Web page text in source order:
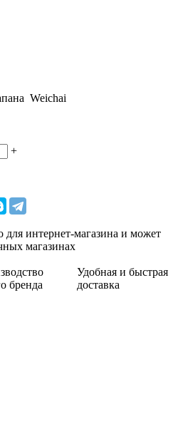
Weichai
+
для интернет-магазина и может
магазинах
бренда
Удобная и быстрая
доставка